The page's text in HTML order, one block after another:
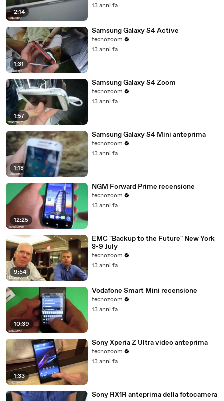
2:14
13 anni fa
1:31
Samsung Galaxy S4 Active
tecnozoom
13 anni fa
1:57
Samsung Galaxy S4 Zoom
tecnozoom
13 anni fa
1:18
Samsung Galaxy S4 Mini anteprima
tecnozoom
13 anni fa
12:25
NGM Forward Prime recensione
tecnozoom
13 anni fa
9:54
EMC "Backup to the Future" New York
8-9 July
tecnozoom
13 anni fa
10:39
Vodafone Smart Mini recensione
tecnozoom
13 anni fa
1:33
Sony Xperia Z Ultra video anteprima
tecnozoom
13 anni fa
Sony RX1R anteprima della fotocamera